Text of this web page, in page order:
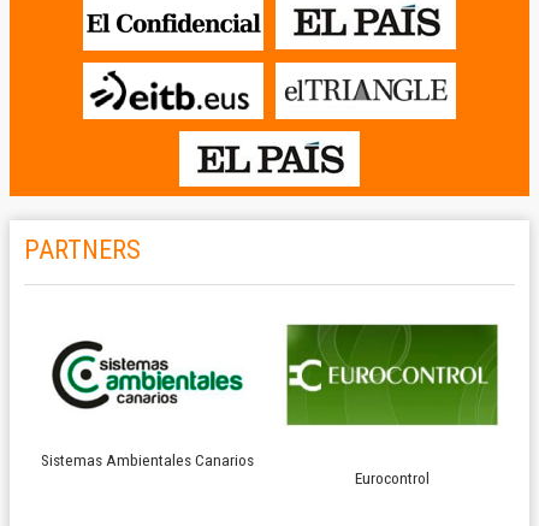
PARTNERS
Sistemas Ambientales Canarios
Eurocontrol